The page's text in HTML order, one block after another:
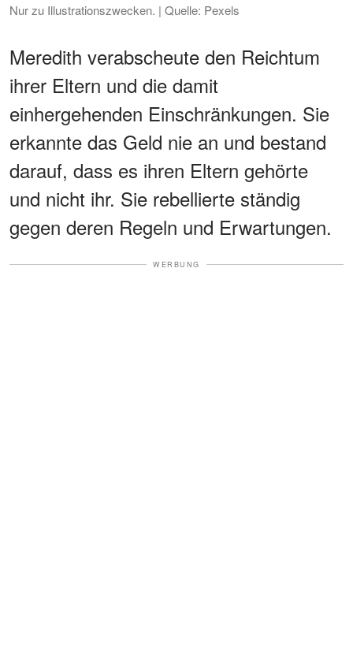
Nur zu Illustrationszwecken. | Quelle: Pexels
Meredith verabscheute den Reichtum
ihrer Eltern und die damit
einhergehenden Einschränkungen. Sie
erkannte das Geld nie an und bestand
darauf, dass es ihren Eltern gehörte
und nicht ihr. Sie rebellierte ständig
gegen deren Regeln und Erwartungen.
WERBUNG